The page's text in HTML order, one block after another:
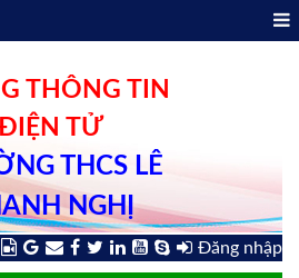
THÔNG TIN
TỬ
THCS LÊ
NGHỊ
Đăng nhập